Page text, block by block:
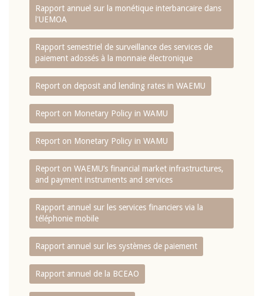
Rapport annuel sur la monétique interbancaire dans
l'UEMOA
Rapport semestriel de surveillance des services de
paiement adossés à la monnaie électronique
Report on deposit and lending rates in WAEMU
Report on Monetary Policy in WAMU
Report on Monetary Policy in WAMU
Report on WAEMU’s financial market infrastructures,
and payment instruments and services
Rapport annuel sur les services financiers via la
téléphonie mobile
Rapport annuel sur les systèmes de paiement
Rapport annuel de la BCEAO